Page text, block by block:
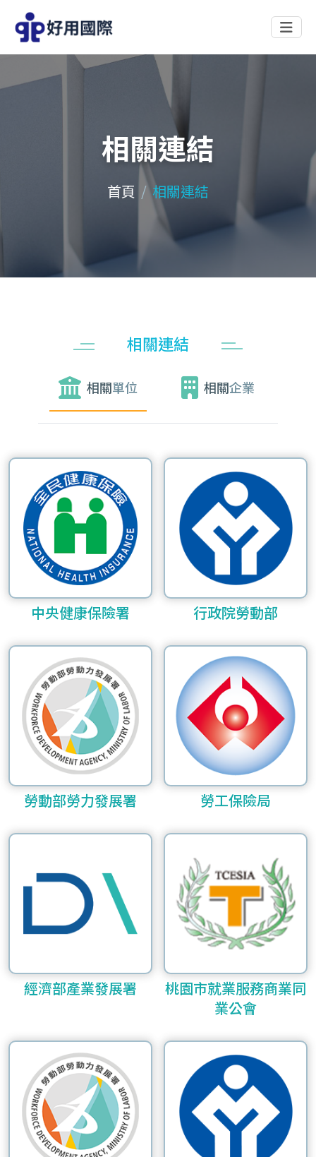
相關連結
首頁 相關連結
相關連結
相關單位 相關企業
中央健康保險署 行政院勞動部
勞動部勞力發展署 勞工保險局
經濟部產業發展署
桃園市就業服務商業同
業公會